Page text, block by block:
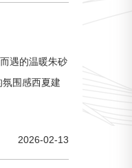
遇的温暖朱砂
围感西夏建
2026-02-13